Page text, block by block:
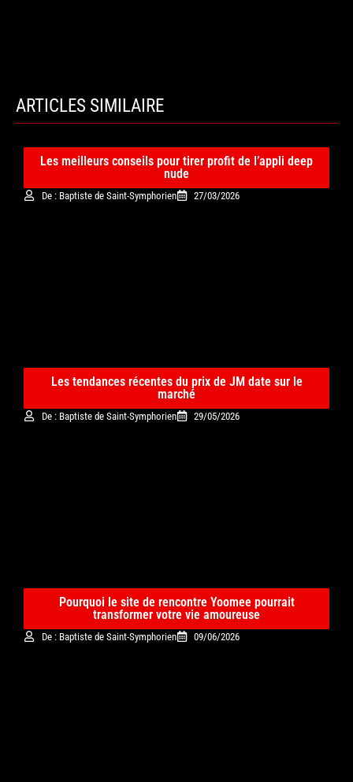
ARTICLES SIMILAIRE
Les meilleurs conseils pour tirer profit de l’appli deep
nude
De : Baptiste de Saint-Symphorien 27/03/2026
Les tendances récentes du prix de JM date sur le
marché
De : Baptiste de Saint-Symphorien 29/05/2026
Pourquoi le site de rencontre Yoomee pourrait
transformer votre vie amoureuse
De : Baptiste de Saint-Symphorien 09/06/2026